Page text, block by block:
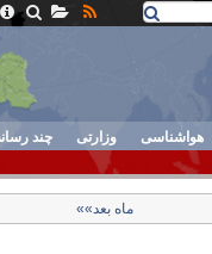
هواشناسی وزارتی چند
ماه بعد»»